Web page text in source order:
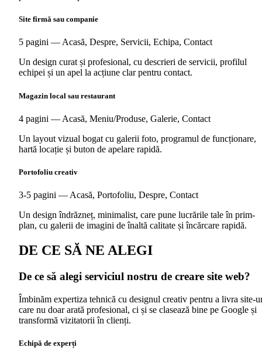
Site firmă sau companie
5 pagini — Acasă, Despre, Servicii, Echipa, Contact
Un design curat și profesional, cu descrieri de servicii, profilul
echipei și un apel la acțiune clar pentru contact.
Magazin local sau restaurant
4 pagini — Acasă, Meniu/Produse, Galerie, Contact
Un layout vizual bogat cu galerii foto, programul de funcționare,
hartă locație și buton de apelare rapidă.
Portofoliu creativ
3-5 pagini — Acasă, Portofoliu, Despre, Contact
Un design îndrăzneț, minimalist, care pune lucrările tale în prim-
plan, cu galerii de imagini de înaltă calitate și încărcare rapidă.
DE CE SĂ NE ALEGI
De ce să alegi serviciul nostru de creare site web?
Îmbinăm expertiza tehnică cu designul creativ pentru a livra site-
care nu doar arată profesional, ci și se clasează bine pe Google și
transformă vizitatorii în clienți.
Echipă de experți